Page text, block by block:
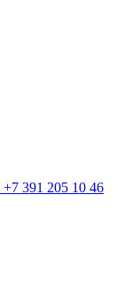
+7 391 205 10 46